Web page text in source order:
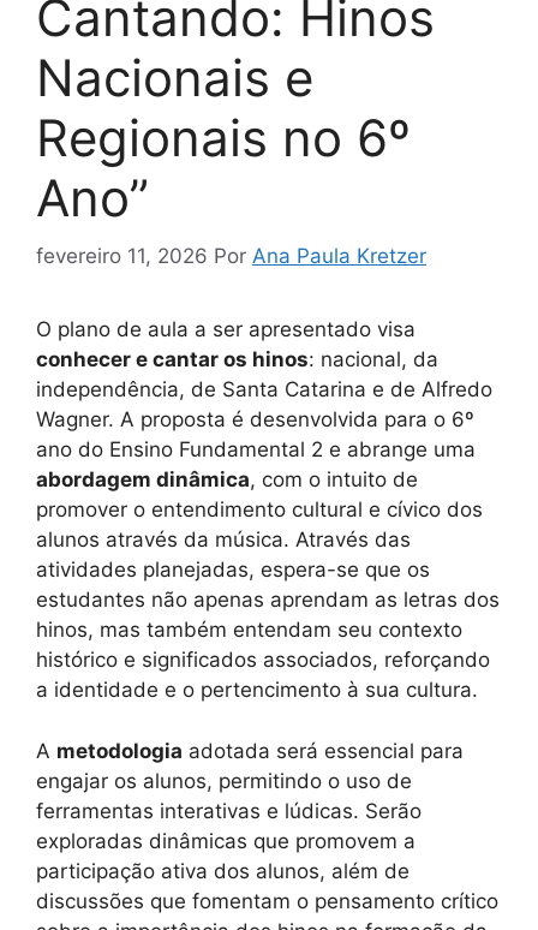
Cantando: Hinos
Nacionais e
Regionais no 6º
Ano”
fevereiro 11, 2026 Por Ana Paula Kretzer
O plano de aula a ser apresentado visa
conhecer e cantar os hinos: nacional, da
independência, de Santa Catarina e de Alfredo
Wagner. A proposta é desenvolvida para o 6º
ano do Ensino Fundamental 2 e abrange uma
abordagem dinâmica, com o intuito de
promover o entendimento cultural e cívico dos
alunos através da música. Através das
atividades planejadas, espera-se que os
estudantes não apenas aprendam as letras dos
hinos, mas também entendam seu contexto
histórico e significados associados, reforçando
a identidade e o pertencimento à sua cultura.
A metodologia adotada será essencial para
engajar os alunos, permitindo o uso de
ferramentas interativas e lúdicas. Serão
exploradas dinâmicas que promovem a
participação ativa dos alunos, além de
discussões que fomentam o pensamento crítico